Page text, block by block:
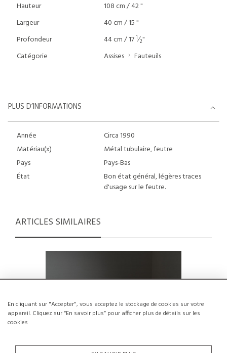
En cliquant sur "Accepter", vous acceptez le stockage de cookies sur votre
appareil. Cliquez sur “En savoir plus” pour afficher plus de détails sur les
cookies
Hauteur
108 cm / 42 "
Largeur
40 cm / 15 "
Profondeur
44 cm / 171⁄2"
Catégorie
Assises Fauteuils
PLUS D’INFORMATIONS
Année
Circa 1990
Matériau(x)
Métal tubulaire, feutre
Pays
Pays-Bas
État
Bon état général, légères traces
d'usage sur le feutre.
ARTICLES SIMILAIRES